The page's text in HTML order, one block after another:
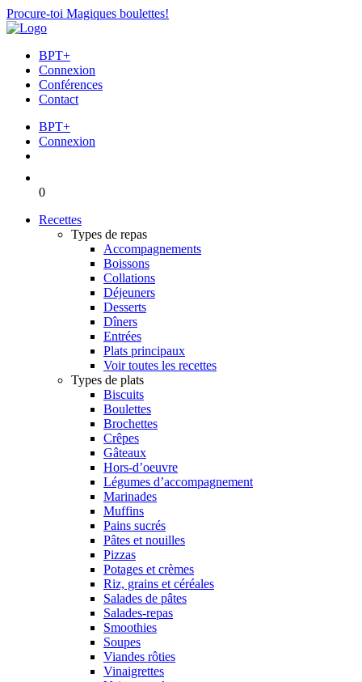
Procure-toi Magiques boulettes!
BPT+
Connexion
Conférences
Contact
BPT+
Connexion
0
Recettes
Types de repas
Accompagnements
Boissons
Collations
Déjeuners
Desserts
Dîners
Entrées
Plats principaux
Voir toutes les recettes
Types de plats
Biscuits
Boulettes
Brochettes
Crêpes
Gâteaux
Hors-d’oeuvre
Légumes d’accompagnement
Marinades
Muffins
Pains sucrés
Pâtes et nouilles
Pizzas
Potages et crèmes
Riz, grains et céréales
Salades de pâtes
Salades-repas
Smoothies
Soupes
Viandes rôties
Vinaigrettes